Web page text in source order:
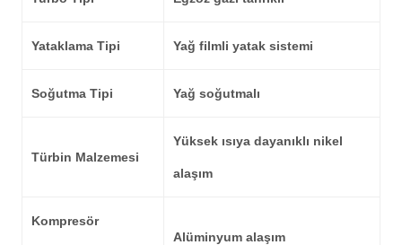
Yataklama Tipi Yağ filmli yatak sistemi
Soğutma Tipi Yağ soğutmalı
Türbin Malzemesi
Yüksek ısıya dayanıklı nikel
alaşım
Kompresör
Alüminyum alaşım